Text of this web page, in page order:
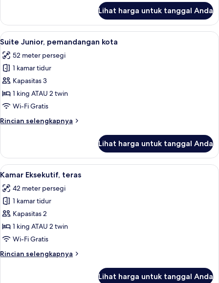
Kamar
Eksekutif
Lihat harga untuk tanggal Anda
Lihat
semua
foto
untuk
Suite
Junior,
pemandangan
Suite Junior, pemandangan kota |
6
Suite Junior, pemandangan kota
52 meter persegi
1 kamar tidur
Kapasitas 3
1 king ATAU 2 twin
Wi-Fi Gratis
Rincian selengkapnya
Rincian
Suite
Junior,
pemandangan
Lihat harga untuk tanggal Anda
Lihat
semua
foto
untuk
Kamar
Eksekutif,
teras
Kamar Eksekutif, teras | Seprai
4
Kamar Eksekutif, teras
42 meter persegi
1 kamar tidur
Kapasitas 2
1 king ATAU 2 twin
Wi-Fi Gratis
Rincian selengkapnya
Rincian
Lihat harga untuk tanggal Anda